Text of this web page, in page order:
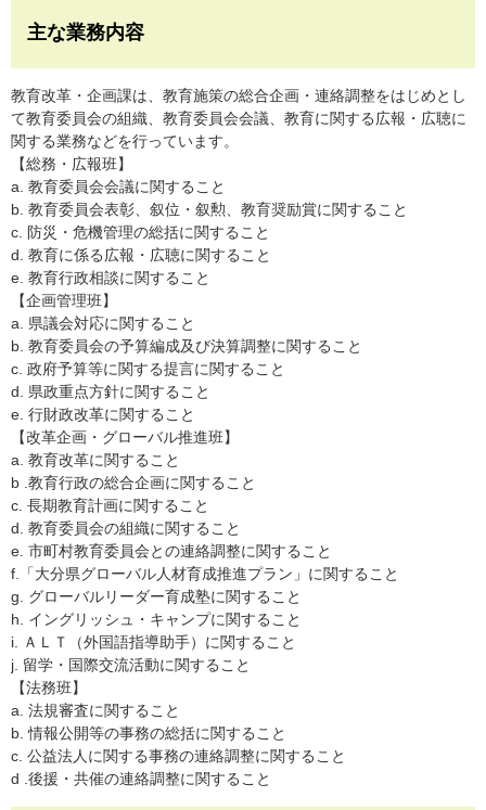
主な業務内容
教育改革・企画課は、教育施策の総合企画・連絡調整をはじめとし
て教育委員会の組織、教育委員会会議、教育に関する広報・広聴に
関する業務などを行っています。
【総務・広報班】
a. 教育委員会会議に関すること
b. 教育委員会表彰、叙位・叙勲、教育奨励賞に関すること
c. 防災・危機管理の総括に関すること
d. 教育に係る広報・広聴に関すること
e. 教育行政相談に関すること
【企画管理班】
a. 県議会対応に関すること
b. 教育委員会の予算編成及び決算調整に関すること
c. 政府予算等に関する提言に関すること
d. 県政重点方針に関すること
e. 行財政改革に関すること
【改革企画・グローバル推進班】
a. 教育改革に関すること
b .教育行政の総合企画に関すること
c. 長期教育計画に関すること
d. 教育委員会の組織に関すること
e. 市町村教育委員会との連絡調整に関すること
f.「大分県グローバル人材育成推進プラン」に関すること
g. グローバルリーダー育成塾に関すること
h. イングリッシュ・キャンプに関すること
i. ＡＬＴ（外国語指導助手）に関すること
j. 留学・国際交流活動に関すること
【法務班】
a. 法規審査に関すること
b. 情報公開等の事務の総括に関すること
c. 公益法人に関する事務の連絡調整に関すること
d .後援・共催の連絡調整に関すること